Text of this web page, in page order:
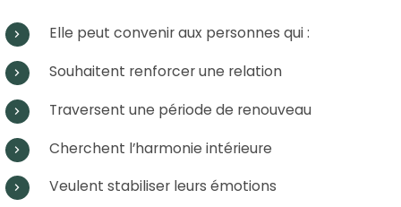
Elle peut convenir aux personnes qui :
Souhaitent renforcer une relation
Traversent une période de renouveau
Cherchent l’harmonie intérieure
Veulent stabiliser leurs émotions